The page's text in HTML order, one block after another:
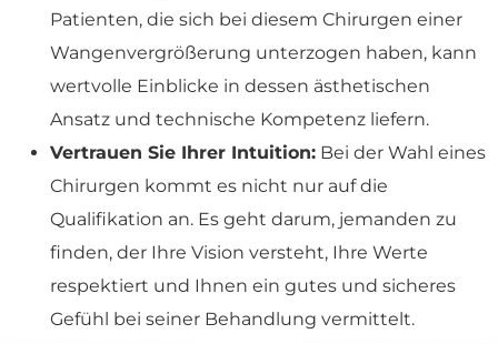
Patienten, die sich bei diesem Chirurgen einer
Wangenvergrößerung unterzogen haben, kann
wertvolle Einblicke in dessen ästhetischen
Ansatz und technische Kompetenz liefern.
Vertrauen Sie Ihrer Intuition: Bei der Wahl eines
Chirurgen kommt es nicht nur auf die
Qualifikation an. Es geht darum, jemanden zu
finden, der Ihre Vision versteht, Ihre Werte
respektiert und Ihnen ein gutes und sicheres
Gefühl bei seiner Behandlung vermittelt.